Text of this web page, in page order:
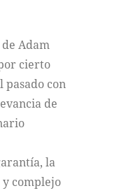
de Adam
cierto
con
de
la
complejo